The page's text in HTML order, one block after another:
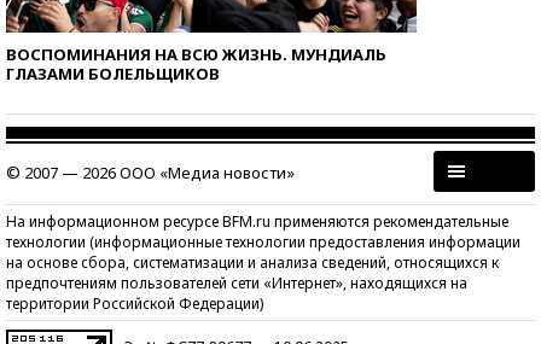
ВОСПОМИНАНИЯ НА ВСЮ ЖИЗНЬ. МУНДИАЛЬ
ГЛАЗАМИ БОЛЕЛЬЩИКОВ
© 2007 — 2026 ООО «Медиа новости»
На информационном ресурсе BFM.ru применяются рекомендательные
технологии (информационные технологии предоставления информации
на основе сбора, систематизации и анализа сведений, относящихся к
предпочтениям пользователей сети «Интернет», находящихся на
территории Российской Федерации)